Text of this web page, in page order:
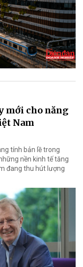
mới cho năng
Nam
tính bản lề trong
nền kinh tế tăng
đang thu hút lượng